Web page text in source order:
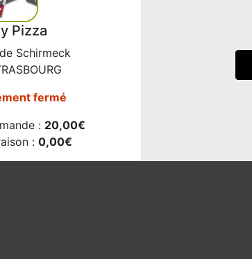
Pizza
Schirmeck
fermé
: 20,00€
: 0,00€